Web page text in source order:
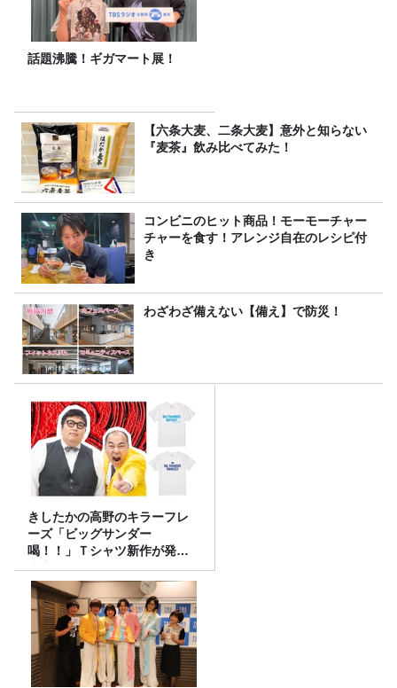
話題沸騰！ギガマート展！
【六条大麦、二条大麦】意外と知らない
『麦茶』飲み比べてみた！
コンビニのヒット商品！モーモーチャー
チャーを食す！アレンジ自在のレシピ付
き
わざわざ備えない【備え】で防災！
きしたかの高野のキラーフレ
ーズ「ビッグサンダー
喝！！」Ｔシャツ新作が発売
決定！